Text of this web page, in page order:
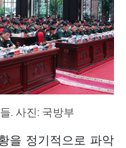
. 사진: 국방부
을 정기적으로 파악